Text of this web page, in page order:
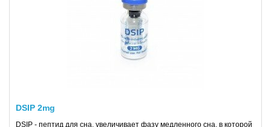
DSIP 2mg
DSIP - пептид для сна, увеличивает фазу медленного сна, в которой